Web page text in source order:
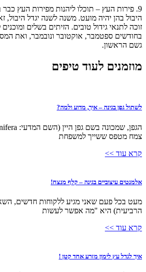
9. פירות העץ – תוכלו ליהנות מפירות העץ
היבול בהן יהיה מועט. משנה לשנה יגדל היבול,
זוכה לתנאי גידול טובים. הזיתים בשלים
בחודשים ספטמבר, אוקטובר ונובמבר, ואת
גשם הראשון.
מוזמנים לעוד טיפים
לשתול גפן בגינה – איך, מדוע ולמה?
צמח מטפס ששייך למשפחת
קרא עוד >>
אלמנטים עיצוביים בגינה – קלף מנצח!
מעט בכל פעם שאני מגיע ללקוחות חדשים,
הרביעית) היא "מה אפשר לעשות
קרא עוד >>
איך לגדל עץ לימון מזרע אחד קטן !